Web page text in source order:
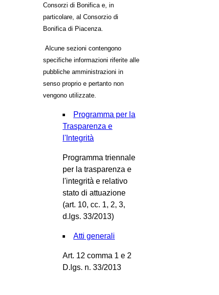
Consorzi di Bonifica e, in
particolare, al Consorzio di
Bonifica di Piacenza.
Alcune sezioni contengono
specifiche informazioni riferite alle
pubbliche amministrazioni in
senso proprio e pertanto non
vengono utilizzate.
Programma per la
Trasparenza e
l'Integrità
Programma triennale
per la trasparenza e
l'integrità e relativo
stato di attuazione
(art. 10, cc. 1, 2, 3,
d.lgs. 33/2013)
Atti generali
Art. 12 comma 1 e 2
D.lgs. n. 33/2013